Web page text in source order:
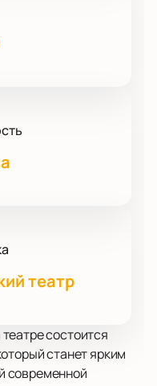
театр
состоится
станет ярким
современной